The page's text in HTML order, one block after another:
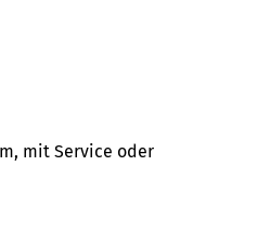
mit Service oder